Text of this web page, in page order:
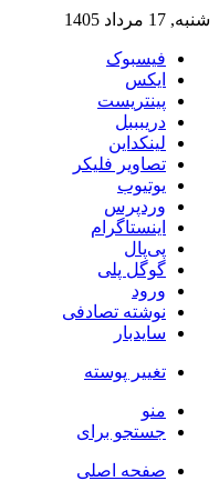
شنبه, 17 مرداد 1405
فیسبوک
ایکس
پینتریست
دریبببل
لینکداین
تصاویر فلیکر
یوتیوب
وردپرس
اینستاگرام
پی‌پال
گوگل پلی
ورود
نوشته تصادفی
سایدبار
تغییر پوسته
منو
جستجو برای
صفحه اصلی